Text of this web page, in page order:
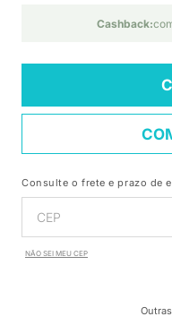
Cashback:
Consulte o frete e prazo de
NÃO SEI MEU CEP